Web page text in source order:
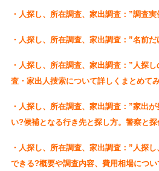
・人探し、所在調査、家出調査：”調査
・人探し、所在調査、家出調査：”名前
・人探し、所在調査、家出調査：”人探
査・家出人捜索について詳しくまとめて
・人探し、所在調査、家出調査：”家出
い?候補となる行き先と探し方。警察と
・人探し、所在調査、家出調査：”人探
できる?概要や調査内容、費用相場につい